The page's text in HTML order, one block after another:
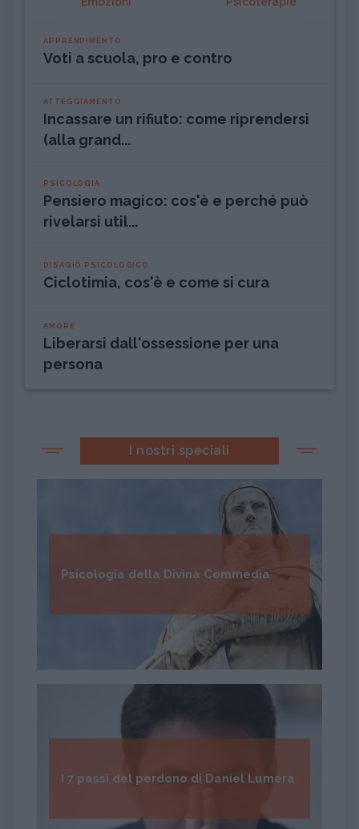
APPRENDIMENTO
Voti a scuola, pro e contro
ATTEGGIAMENTO
Incassare un rifiuto: come riprendersi
(alla grand...
PSICOLOGIA
Pensiero magico: cos'è e perché può
rivelarsi util...
DISAGIO PSICOLOGICO
Ciclotimia, cos'è e come si cura
AMORE
Liberarsi dall'ossessione per una
persona
I nostri speciali
Psicologia della Divina Commedia
I 7 passi del perdono di Daniel Lumera